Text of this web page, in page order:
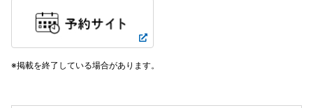
掲載を終了している場合があります。